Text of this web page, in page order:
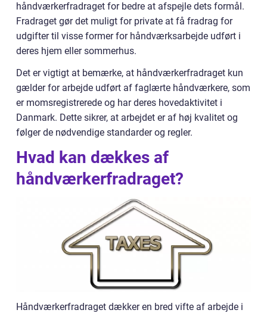
håndværkerfradraget for bedre at afspejle dets formål.
Fradraget gør det muligt for private at få fradrag for
udgifter til visse former for håndværksarbejde udført i
deres hjem eller sommerhus.
Det er vigtigt at bemærke, at håndværkerfradraget kun
gælder for arbejde udført af faglærte håndværkere, som
er momsregistrerede og har deres hovedaktivitet i
Danmark. Dette sikrer, at arbejdet er af høj kvalitet og
følger de nødvendige standarder og regler.
Hvad kan dækkes af
håndværkerfradraget?
Håndværkerfradraget dækker en bred vifte af arbejde i